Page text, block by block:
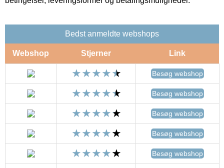
Bedst anmeldte webshops
Webshop Stjerner Link
Besøg webshop
Besøg webshop
Besøg webshop
Besøg webshop
Besøg webshop